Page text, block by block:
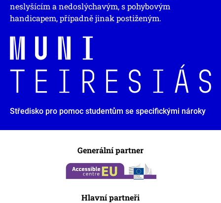
neslyšícím a nedoslýchavým, s pohybovým
handicapem, případně jinak postiženým.
Středisko pro pomoc studentům se specifickými nároky
Generální partner
Hlavní partneři